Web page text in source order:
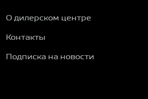
О дилерском центре
Контакты
Подписка на новости